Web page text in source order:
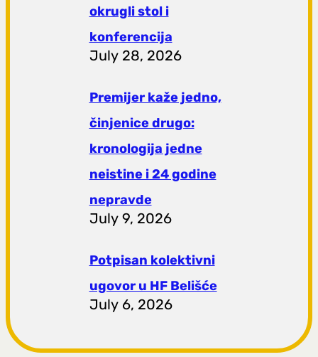
okrugli stol i
konferencija
July 28, 2026
Premijer kaže jedno,
činjenice drugo:
kronologija jedne
neistine i 24 godine
nepravde
July 9, 2026
Potpisan kolektivni
ugovor u HF Belišće
July 6, 2026